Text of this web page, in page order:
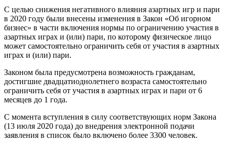
С целью снижения негативного влияния азартных игр и пари
в 2020 году были внесены изменения в Закон «Об игорном
бизнес» в части включения нормы по ограничению участия в
азартных играх и (или) пари, по которому физическое лицо
может самостоятельно ограничить себя от участия в азартных
играх и (или) пари.
Законом была предусмотрена возможность гражданам,
достигшие двадцатиоднолетнего возраста самостоятельно
ограничить себя от участия в азартных играх и пари от 6
месяцев до 1 года.
С момента вступления в силу соответствующих норм Закона
(13 июля 2020 года) до внедрения электронной подачи
заявления в список было включено более 3300 человек.